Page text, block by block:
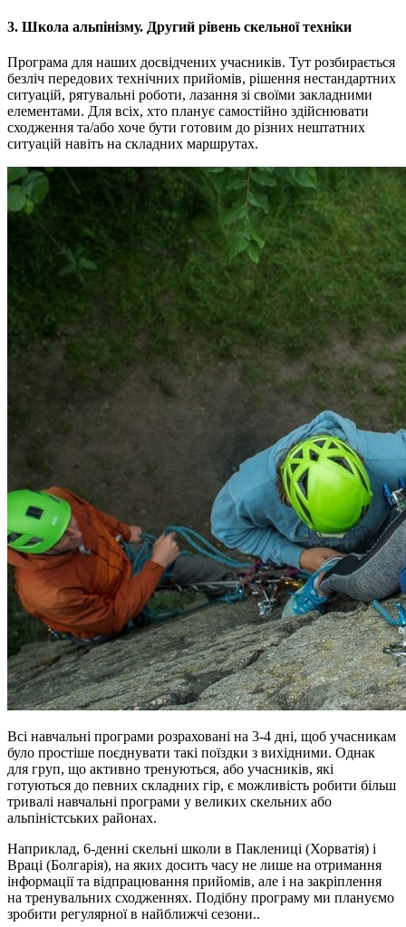
3. Школа альпінізму. Другий рівень скельної техніки
Програма для наших досвідчених учасників. Тут розбирається
безліч передових технічних прийомів, рішення нестандартних
ситуацій, рятувальні роботи, лазання зі своїми закладними
елементами. Для всіх, хто планує самостійно здійснювати
сходження та/або хоче бути готовим до різних нештатних
ситуацій навіть на складних маршрутах.
Всі навчальні програми розраховані на 3-4 дні, щоб учасникам
було простіше поєднувати такі поїздки з вихідними. Однак
для груп, що активно тренуються, або учасників, які
готуються до певних складних гір, є можливість робити більш
тривалі навчальні програми у великих скельних або
альпіністських районах.
Наприклад, 6-денні скельні школи в Паклениці (Хорватія) і
Враці (Болгарія), на яких досить часу не лише на отримання
інформації та відпрацювання прийомів, але і на закріплення
на тренувальних сходженнях. Подібну програму ми плануємо
зробити регулярної в найближчі сезони..